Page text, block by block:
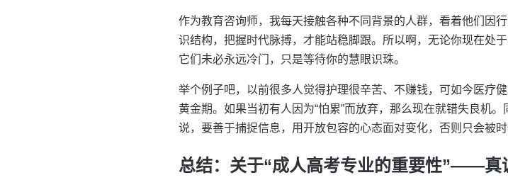
作为教育咨询师，我每天接触各种不同背景的人群，看着他们因
识结构，把握时代脉搏，才能站稳脚跟。所以啊，无论你现在处
它们未必永远冷门，只是等待你的慧眼识珠。
举个例子吧，以前很多人觉得护理很辛苦、不赚钱，可如今医疗
黄金期。如果当初有人因为“怕累”而放弃，那么现在就错失良机
说，要善于捕捉信息，用开放包容的心态面对变化，否则只会被时
总结：关于“成人高考专业的重要性”——真